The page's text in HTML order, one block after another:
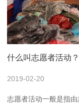
什么叫志愿者活动？
2019-02-20
志愿者活动一般是指